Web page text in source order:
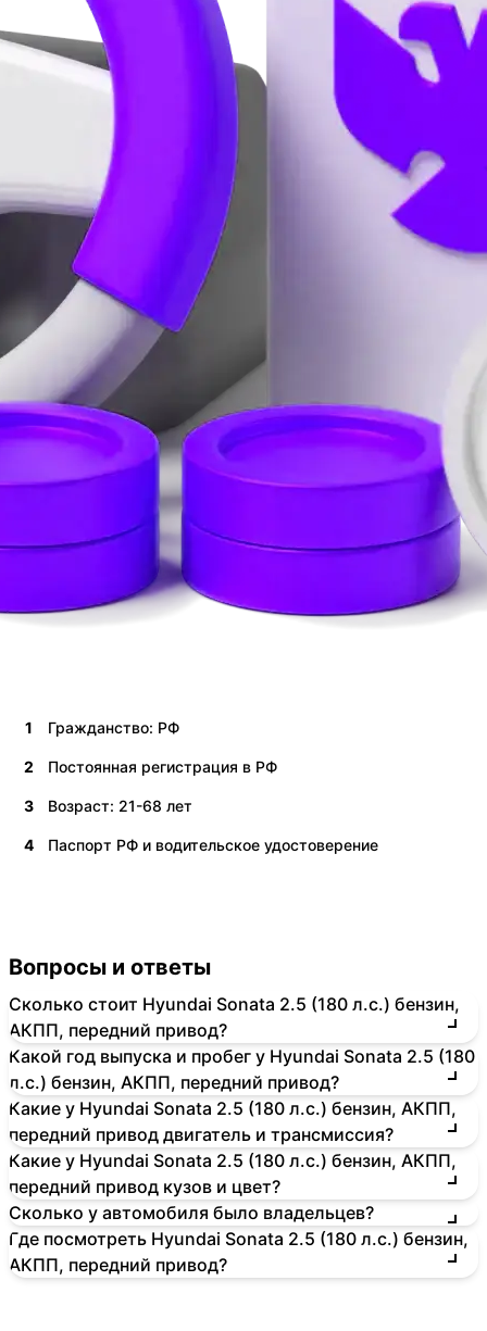
1 Гражданство: РФ
2 Постоянная регистрация в РФ
3 Возраст: 21-68 лет
4 Паспорт РФ и водительское удостоверение
Вопросы и ответы
Сколько стоит Hyundai Sonata 2.5 (180 л.с.) бензин,
АКПП, передний привод?
Какой год выпуска и пробег у Hyundai Sonata 2.5 (180
л.с.) бензин, АКПП, передний привод?
Какие у Hyundai Sonata 2.5 (180 л.с.) бензин, АКПП,
передний привод двигатель и трансмиссия?
Какие у Hyundai Sonata 2.5 (180 л.с.) бензин, АКПП,
передний привод кузов и цвет?
Сколько у автомобиля было владельцев?
Где посмотреть Hyundai Sonata 2.5 (180 л.с.) бензин,
АКПП, передний привод?